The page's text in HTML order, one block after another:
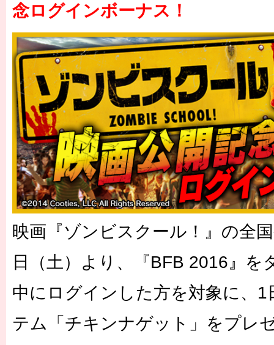
念ログインボーナス！
映画『ゾンビスクール！』の全
日（土）より、『BFB 2016』を
中にログインした方を対象に、1
テム「チキンナゲット」をプレ